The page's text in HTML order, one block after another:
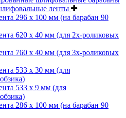
ленты
296 х 100 мм (на барабан 90
620 х 40 мм (для 2х-роликовых
760 х 40 мм (для 3х-роликовых
533 х 30 мм (для
533 х 9 мм (для
286 х 100 мм (на барабан 90